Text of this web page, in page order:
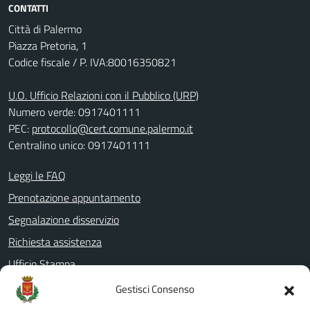
Gestisci Consenso
CONTATTI
Città di Palermo
Piazza Pretoria, 1
Codice fiscale / P. IVA:80016350821
U.O. Ufficio Relazioni con il Pubblico (URP)
Numero verde: 0917401111
PEC: protocollo@cert.comune.palermo.it
Centralino unico: 0917401111
Leggi le FAQ
Prenotazione appuntamento
Segnalazione disservizio
Richiesta assistenza
Ufficio Stampa
Amministrazione Trasparente
Albo pretorio